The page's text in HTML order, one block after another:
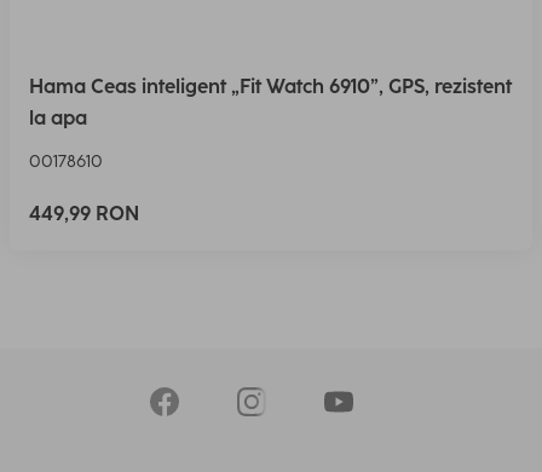
Hama Ceas inteligent „Fit Watch 6910”, GPS, rezistent
la apa
00178610
449,99 RON